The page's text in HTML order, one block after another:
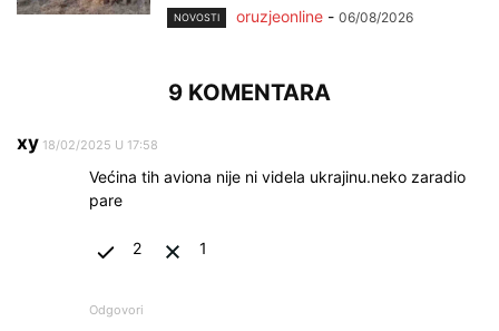
NOVOSTI oruzjeonline - 06/08/2026
9 KOMENTARA
xy 18/02/2025 U 17:58
Većina tih aviona nije ni videla ukrajinu.neko zaradio
pare
2 1
Odgovori